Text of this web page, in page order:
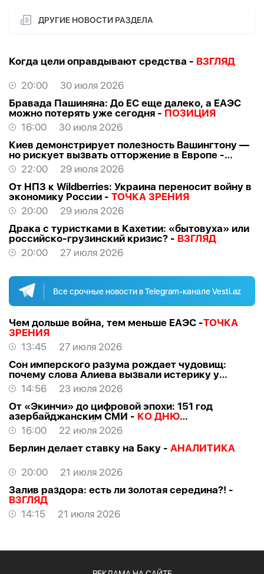
ДРУГИЕ НОВОСТИ РАЗДЕЛА
Когда цели оправдывают средства - ВЗГЛЯД
20:00
30 июля 2026
Бравада Пашиняна: До ЕС еще далеко, а ЕАЭС
можно потерять уже сегодня - ПОЗИЦИЯ
16:00
30 июля 2026
Киев демонстрирует полезность Вашингтону —
но рискует вызвать отторжение в Европе -
ВЗГЛЯД
22:00
29 июля 2026
От НПЗ к Wildberries: Украина переносит войну в
экономику России - ТОЧКА ЗРЕНИЯ
20:00
29 июля 2026
Драка с туристками в Кахетии: «бытовуха» или
российско-грузинский кризис? - ВЗГЛЯД
20:00
27 июля 2026
Все срочные новости в Telegram-канале Vesti.az
Чем дольше война, тем меньше ЕАЭС -ТОЧКА
ЗРЕНИЯ
13:45
27 июля 2026
Сон имперского разума рождает чудовищ:
почему слова Алиева вызвали истерику у
российских «патриотов» -
14:56
23 июля 2026
От «Экинчи» до цифровой эпохи: 151 год
азербайджанским СМИ - КО ДНЮ
НАЦИОНАЛЬНОЙ ПРЕССЫ
16:00
22 июля 2026
Берлин делает ставку на Баку - АНАЛИТИКА
20:00
21 июля 2026
Залив раздора: есть ли золотая середина?! -
ВЗГЛЯД
14:15
21 июля 2026